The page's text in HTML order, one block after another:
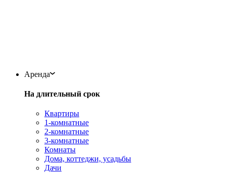
Аренда
На длительный срок
Квартиры
1-комнатные
2-комнатные
3-комнатные
Комнаты
Дома, коттеджи, усадьбы
Дачи